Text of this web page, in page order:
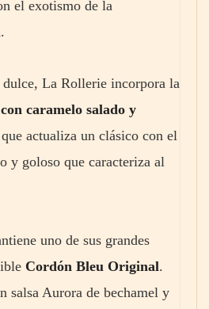
el exotismo de la
dulce, La Rollerie incorpora la
caramelo salado y
actualiza un clásico con el
y goloso que caracteriza al
uno de sus grandes
Cordón Bleu Original.
salsa Aurora de bechamel y